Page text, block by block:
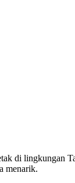
di lingkungan
menarik.